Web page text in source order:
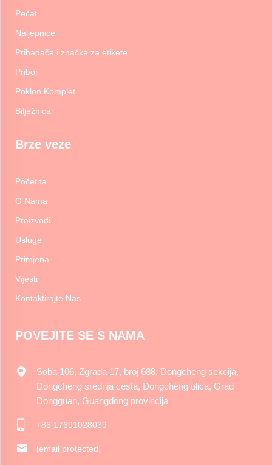
Pečat
Naljepnice
Pribadače i značke za etikete
Pribor
Poklon Komplet
Bilježnica
Brze veze
Početna
O Nama
Proizvodi
Usluge
Primjena
Vijesti
Kontaktirajte Nas
POVEJITE SE S NAMA
Soba 106, Zgrada 17, broj 688, Dongcheng sekcija,
Dongcheng srednja cesta, Dongcheng ulica, Grad
Dongguan, Guangdong provincija
+86 17691028039
[email protected]